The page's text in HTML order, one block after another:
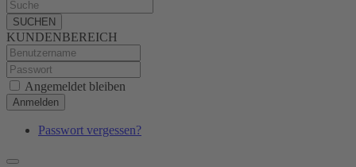
SUCHEN
KUNDENBEREICH
Angemeldet bleiben
Anmelden
Passwort vergessen?